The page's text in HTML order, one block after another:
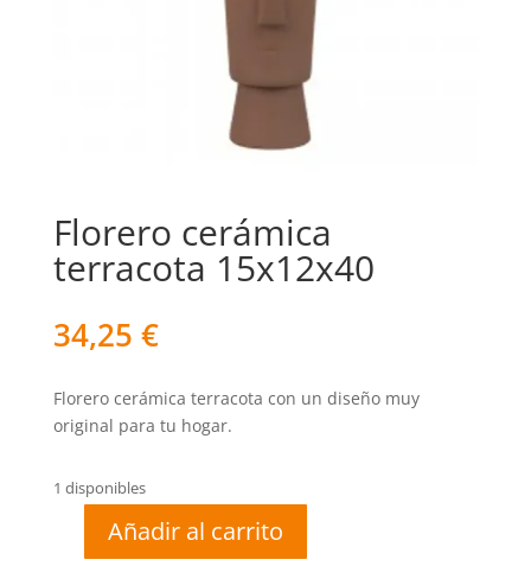
Florero cerámica
terracota 15x12x40
34,25 €
Florero cerámica terracota con un diseño muy
original para tu hogar.
1 disponibles
Añadir al carrito